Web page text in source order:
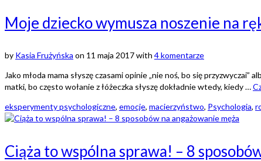
Moje dziecko wymusza noszenie na
by Kasia Frużyńska on 11 maja 2017with 4 komentarze
Jako młoda mama słyszę czasami opinie „nie noś, bo się
matki, bo często wołanie z łóżeczka słyszę dokładnie wtedy, kiedy …
eksperymenty psychologiczne, emocje, macierzyństwo, Psychologia,
Ciąża to wspólna sprawa! – 8